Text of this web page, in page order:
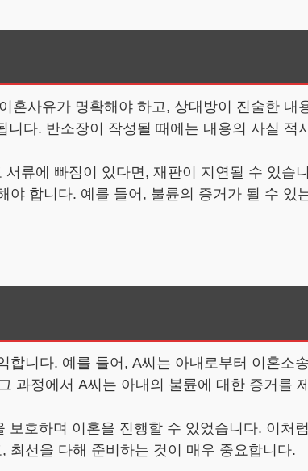
사유가 명확해야 하고, 상대방이 진술한 내
다. 반소장이 작성될 때에는 내용의 사실 적
류에 빠짐이 있다면, 재판이 지연될 수 있습
합니다. 예를 들어, 불륜의 증거가 될 수 있
니다. 예를 들어, A씨는 아내로부터 이혼소
정에서 A씨는 아내의 불륜에 대한 증거를
호하며 이혼을 진행할 수 있었습니다. 이처
최선을 다해 준비하는 것이 매우 중요합니다.